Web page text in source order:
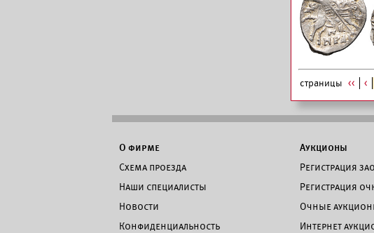
страницы << <
О фирме
Схема проезда
Наши специалисты
Новости
Конфиденциальность
Аукционы
Регистрация
Регистрация
Очные
Интернет